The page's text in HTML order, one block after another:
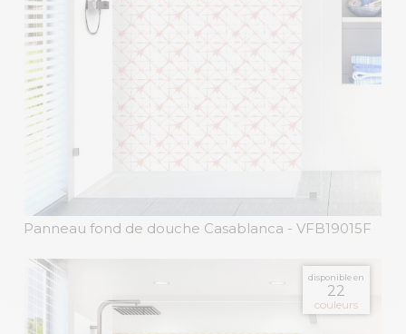
Panneau fond de douche Casablanca - VFB19015F
disponible en
22
couleurs